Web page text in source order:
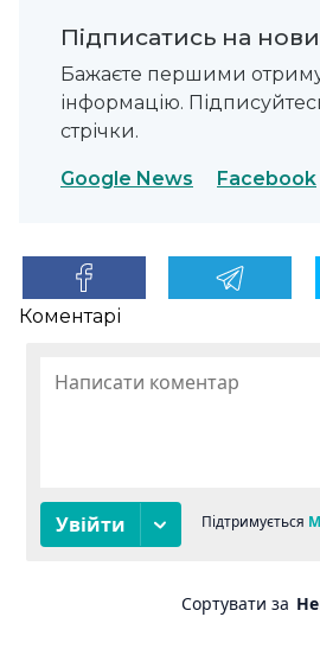
Підписатись на
Бажаєте першими
інформацію.
стрічки.
Google News Facebook
Коментарі